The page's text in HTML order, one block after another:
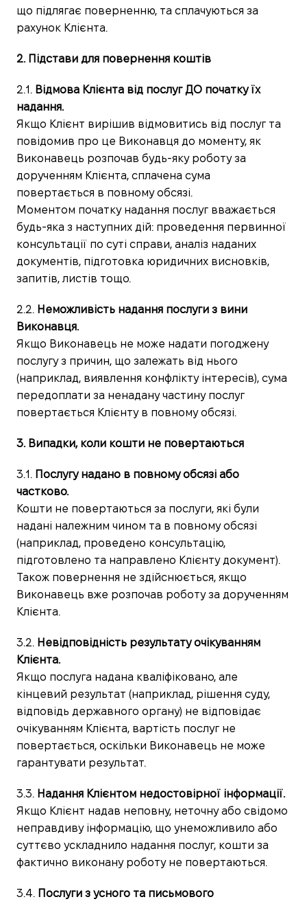
що підлягає поверненню, та сплачуються за
рахунок Клієнта.
2. Підстави для повернення коштів
2.1. Відмова Клієнта від послуг ДО початку їх
надання.
Якщо Клієнт вирішив відмовитись від послуг та
повідомив про це Виконавця до моменту, як
Виконавець розпочав будь-яку роботу за
дорученням Клієнта, сплачена сума
повертається в повному обсязі.
Моментом початку надання послуг вважається
будь-яка з наступних дій: проведення первинної
консультації по суті справи, аналіз наданих
документів, підготовка юридичних висновків,
запитів, листів тощо.
2.2. Неможливість надання послуги з вини
Виконавця.
Якщо Виконавець не може надати погоджену
послугу з причин, що залежать від нього
(наприклад, виявлення конфлікту інтересів), сума
передоплати за ненадану частину послуг
повертається Клієнту в повному обсязі.
3. Випадки, коли кошти не повертаються
3.1. Послугу надано в повному обсязі або
частково.
Кошти не повертаються за послуги, які були
надані належним чином та в повному обсязі
(наприклад, проведено консультацію,
підготовлено та направлено Клієнту документ).
Також повернення не здійснюється, якщо
Виконавець вже розпочав роботу за дорученням
Клієнта.
3.2. Невідповідність результату очікуванням
Клієнта.
Якщо послуга надана кваліфіковано, але
кінцевий результат (наприклад, рішення суду,
відповідь державного органу) не відповідає
очікуванням Клієнта, вартість послуг не
повертається, оскільки Виконавець не може
гарантувати результат.
3.3. Надання Клієнтом недостовірної інформації.
Якщо Клієнт надав неповну, неточну або свідомо
неправдиву інформацію, що унеможливило або
суттєво ускладнило надання послуг, кошти за
фактично виконану роботу не повертаються.
3.4. Послуги з усного та письмового